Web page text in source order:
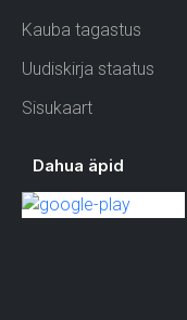
Kauba tagastus
Uudiskirja staatus
Sisukaart
Dahua äpid